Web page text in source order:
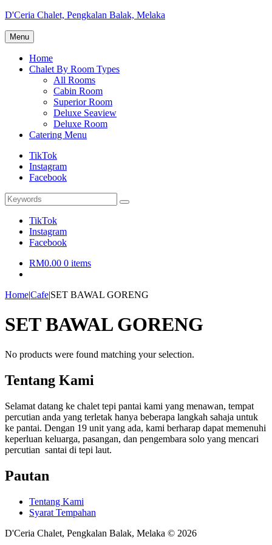
Skip
content
D'Ceria Chalet, Pengkalan Balak, Melaka
Terdapat
Sehingga
Menu
Home
Chalet By Room Types
All Rooms
Cabin Room
Superior Room
Deluxe Seaview
Deluxe Room
Catering Menu
TikTok
Instagram
Facebook
Search
for:
Search
TikTok
Instagram
Facebook
RM0.00 0 items
Home|Cafe|SET BAWAL GORENG
SET BAWAL GORENG
No products were found matching your selection.
Tentang Kami
Selamat datang ke chalet tepi pantai kami yang menawan, tempat
percutian anda yang terletak hanya beberapa langkah sahaja untuk
ke pantai. Dengan 19 unit yang ada, kami berharap dapat memenuhi
keperluan keluarga, pasangan, dan pengembara solo yang mencari
percutian santai di tepi laut.
Pautan
Tentang Kami
Syarat Tempahan
D'Ceria Chalet, Pengkalan Balak, Melaka © 2026